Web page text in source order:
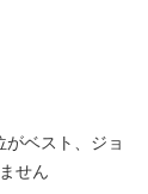
ベスト、ジョ
せん